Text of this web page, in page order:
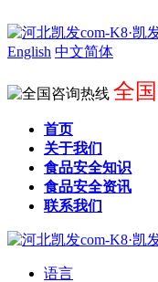
English 中文简体
全
首页
关于我们
食品安全知识
食品安全资讯
联系我们
语言